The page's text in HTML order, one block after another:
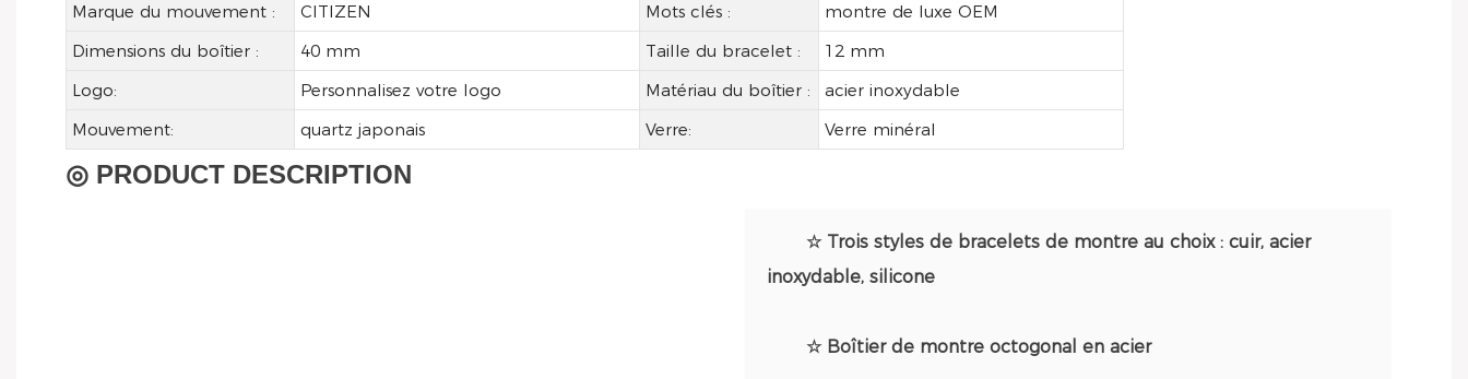
Marque du mouvement :
CITIZEN Mots clés :
montre de luxe OEM
Dimensions du boîtier :
40 mm Taille du bracelet :
12 mm
Logo:
Personnalisez votre logo Matériau du boîtier :
acier inoxydable
Mouvement:
quartz japonais Verre: Verre minéral
◎ PRODUCT DESCRIPTION
☆ Trois styles de bracelets de montre au choix : cuir, acier
inoxydable, silicone
☆ Boîtier de montre octogonal en acier